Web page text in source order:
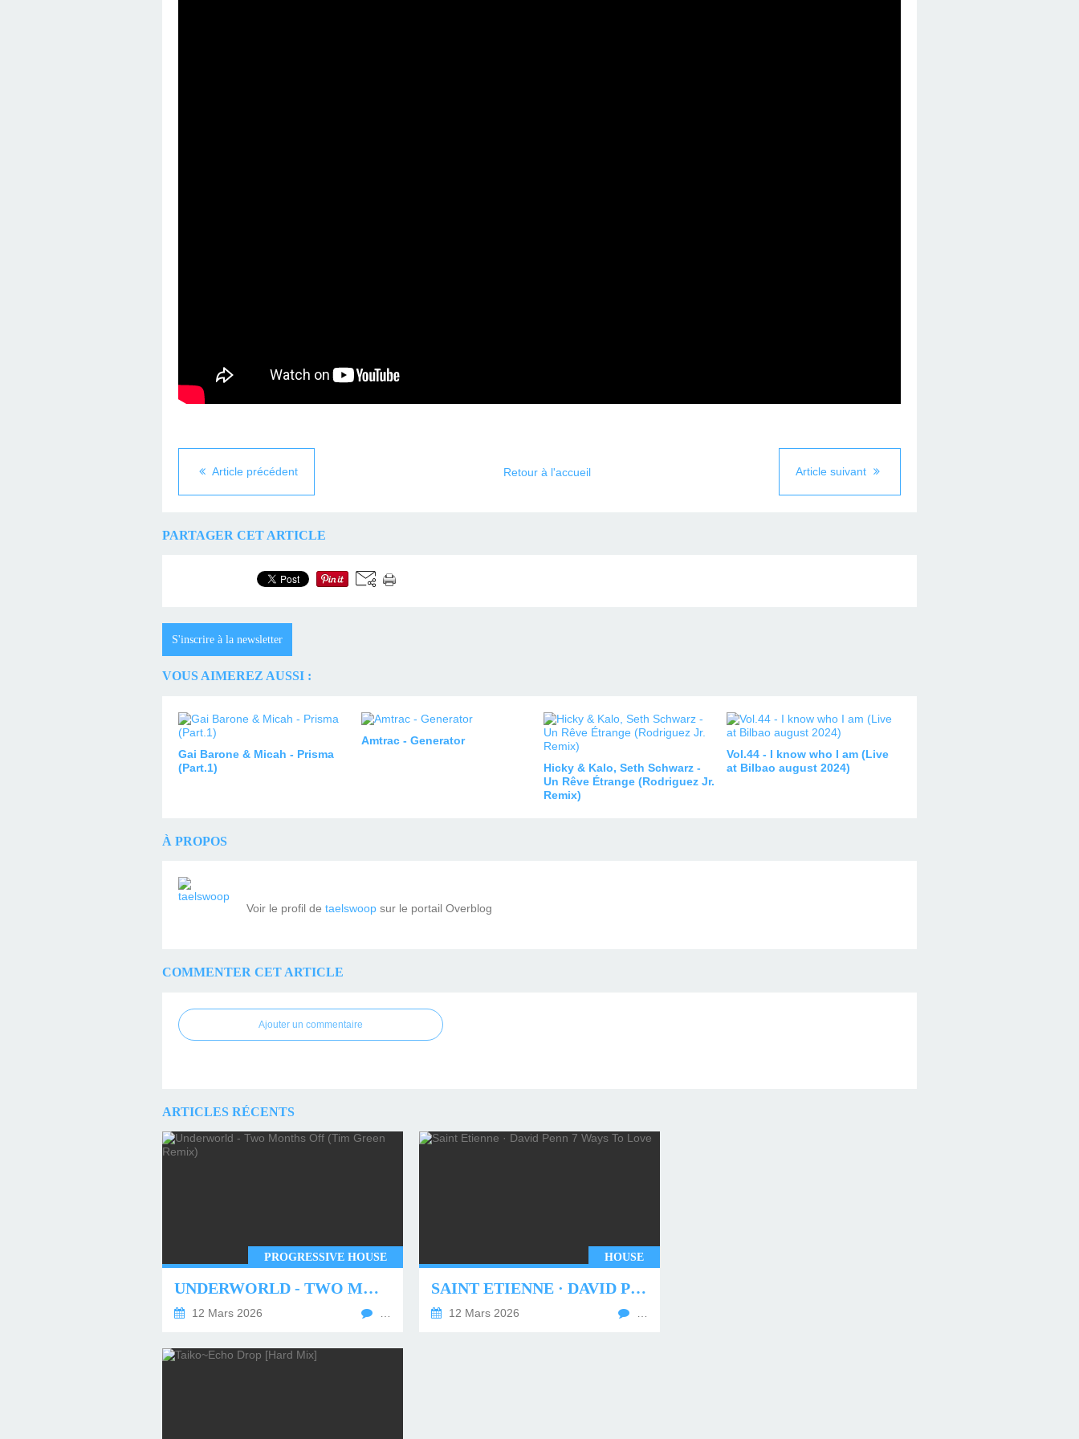
Article précédent Article suivant
Retour à l'accueil
PARTAGER CET ARTICLE
S'inscrire à la newsletter
VOUS AIMEREZ AUSSI :
Gai Barone & Micah - Prisma
(Part.1)
Amtrac - Generator
Hicky & Kalo, Seth Schwarz -
Un Rêve Étrange (Rodriguez Jr.
Remix)
Vol.44 - I know who I am (Live
at Bilbao august 2024)
À PROPOS
Voir le profil de taelswoop sur le portail Overblog
COMMENTER CET ARTICLE
Ajouter un commentaire
ARTICLES RÉCENTS
PROGRESSIVE HOUSE
UNDERWORLD - TWO MONTHS OFF (TIM GREEN REMIX)
12 Mars 2026
HOUSE
SAINT ETIENNE · DAVID PENN 7 WAYS TO LOVE
12 Mars 2026